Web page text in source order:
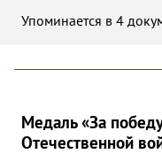
Упоминается в 4
Медаль «За
Отечественной